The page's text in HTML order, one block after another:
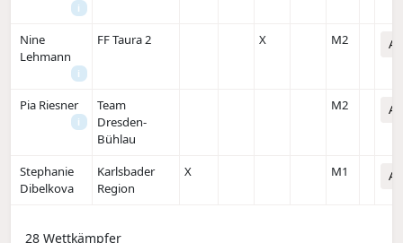
i
Nine
Lehmann
i
FF Taura 2 X M2
Pia Riesner
i
Team
Dresden-
Bühlau
M2
Stephanie
Dibelkova
Karlsbader
Region
X M1
28 Wettkämpfer